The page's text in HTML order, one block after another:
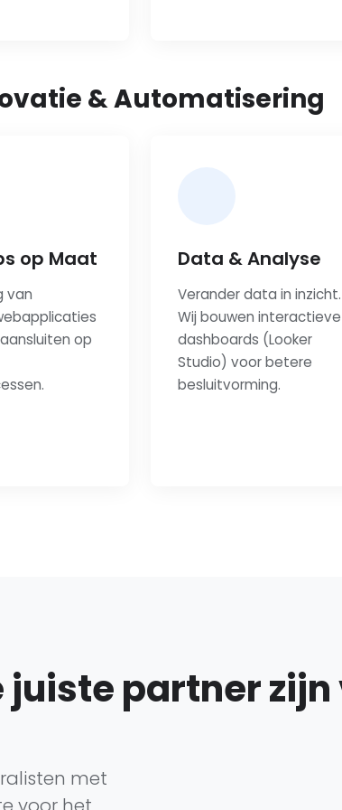
& Automatisering
op Maat
van
op
Data & Analyse
Verander data in inzicht.
Wij bouwen interactieve
dashboards (Looker
Studio) voor betere
besluitvorming.
partner zijn
met